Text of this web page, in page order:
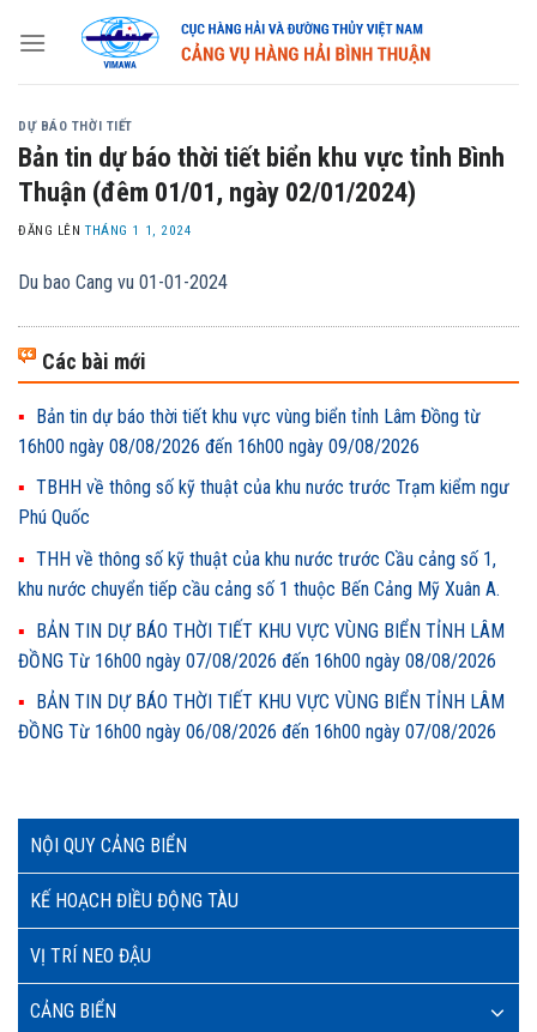
NỘI QUY CẢNG BIỂN
KẾ HOẠCH ĐIỀU ĐỘNG TÀU
VỊ TRÍ NEO ĐẬU
CẢNG BIỂN
DỰ BÁO THỜI TIẾT
Bản tin dự báo thời tiết biển khu vực tỉnh Bình
Thuận (đêm 01/01, ngày 02/01/2024)
ĐĂNG LÊNTHÁNG 1 1, 2024
Du bao Cang vu 01-01-2024
Các bài mới
Bản tin dự báo thời tiết khu vực vùng biển tỉnh Lâm Đồng từ
16h00 ngày 08/08/2026 đến 16h00 ngày 09/08/2026
TBHH về thông số kỹ thuật của khu nước trước Trạm kiểm ngư
Phú Quốc
THH về thông số kỹ thuật của khu nước trước Cầu cảng số 1,
khu nước chuyển tiếp cầu cảng số 1 thuộc Bến Cảng Mỹ Xuân A.
BẢN TIN DỰ BÁO THỜI TIẾT KHU VỰC VÙNG BIỂN TỈNH LÂM
ĐỒNG Từ 16h00 ngày 07/08/2026 đến 16h00 ngày 08/08/2026
BẢN TIN DỰ BÁO THỜI TIẾT KHU VỰC VÙNG BIỂN TỈNH LÂM
ĐỒNG Từ 16h00 ngày 06/08/2026 đến 16h00 ngày 07/08/2026